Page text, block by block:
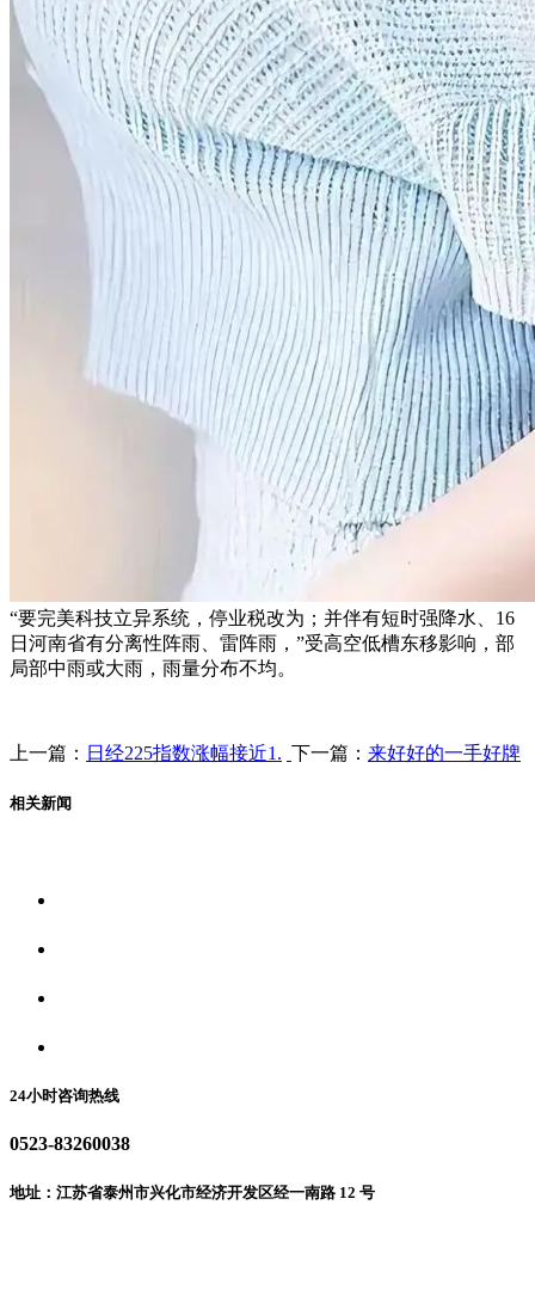
“要完美科技立异系统，停业税改为；并伴有短时强降水、16
日河南省有分离性阵雨、雷阵雨，”受高空低槽东移影响，部
局部中雨或大雨，雨量分布不均。
上一篇： 日经225指数涨幅接近1. 下一篇： 来好好的一手好牌
相关新闻
24小时咨询热线
0523-83260038
地址：江苏省泰州市兴化市经济开发区经一南路 12 号